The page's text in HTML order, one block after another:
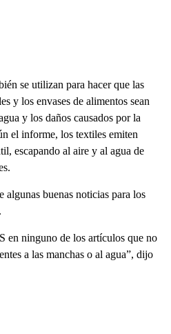
se utilizan para hacer que las
y los envases de alimentos sean
y los daños causados por la
el informe, los textiles emiten
escapando al aire y al agua de
algunas buenas noticias para los
en ninguno de los artículos que no
a las manchas o al agua”, dijo